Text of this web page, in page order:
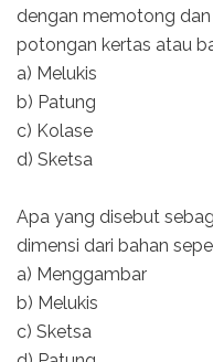
dengan memotong
potongan kertas atau
a) Melukis
b) Patung
c) Kolase
d) Sketsa
Apa yang disebut
dimensi dari bahan
a) Menggambar
b) Melukis
c) Sketsa